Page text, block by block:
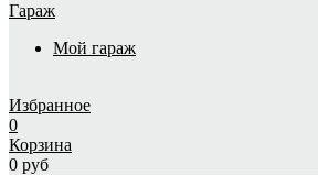
Гараж
Мой гараж
Избранное
0
Корзина
0 руб